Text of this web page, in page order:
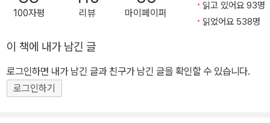
가 변질되고 있는 것이다. 샌델은 바로 이 점에 주목해 시장지상주의
에 경고를 던지며 시장의 역할을 다시 생각하게끔 돕는다. 언제 시장
장에 우리를 내맡기는 것이 아니라, 우리 스스로 판단할 수 있는 철학
적 사고의 힘을 길러 준다. 도덕적 가치가 점점 낮아지는 이 시대에 꼭
한 번 읽어볼 만한 책이다. 정치 사회 분야의 부동의 베스트셀러 100
100자평 리뷰 마이페이퍼
읽고 있어요 93명
읽었어요 538명
이 책에 내가 남긴 글
로그인하면 내가 남긴 글과 친구가 남긴 글을 확인할 수 있습니다.
로그인하기